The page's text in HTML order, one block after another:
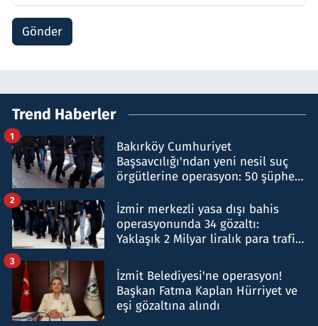
Gönder
Trend Haberler
Bakırköy Cumhuriyet
Başsavcılığı'ndan yeni nesil suç
örgütlerine operasyon: 50 şüpheli
1
İzmir merkezli yasa dışı bahis
operasyonunda 34 gözaltı:
Yaklaşık 2 Milyar liralık para trafiği
2
İzmit Belediyesi'ne operasyon!
Başkan Fatma Kaplan Hürriyet ve
eşi gözaltına alındı
3